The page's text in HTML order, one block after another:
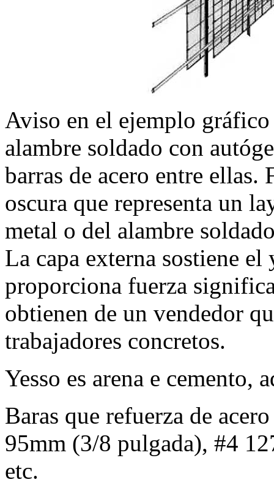
Aviso en el ejemplo gráfico
alambre soldado con
barras de acero entre ellas.
oscura que representa un
metal o del alambre
La capa externa sostiene
proporciona fuerza
obtienen de un vendedor
trabajadores concretos.
Yesso es arena e cemento,
Baras que refuerza de
95mm (3/8 pulgada), #4
etc.